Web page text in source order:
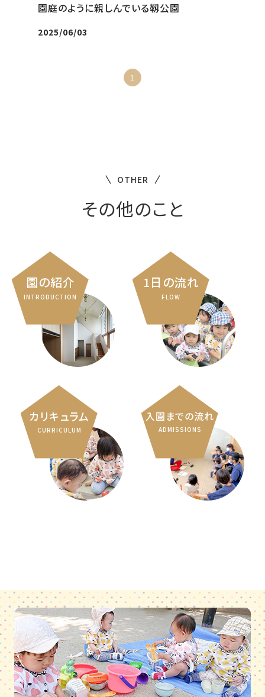
園庭のように親しんでいる靱公園
2025/06/03
1
OTHER
その他のこと
園の紹介
INTRODUCTION
1日の流れ
FLOW
カリキュラム
CURRICULUM
入園までの流れ
ADMISSIONS